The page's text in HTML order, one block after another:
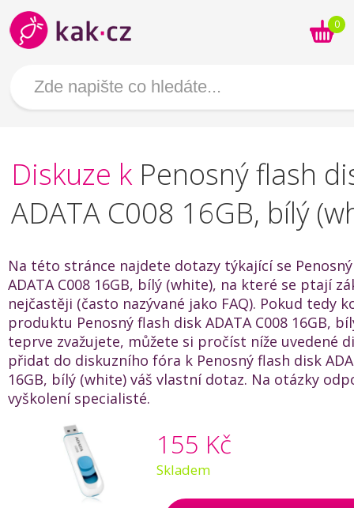
0
Diskuze k Penosný flash
ADATA C008 16GB, bílý
Na této stránce najdete dotazy týkající se
ADATA C008 16GB, bílý (white), na které se ptají
nejčastěji (často nazývané jako FAQ). Pokud tedy
produktu Penosný flash disk ADATA C008 16GB,
teprve zvažujete, můžete si pročíst níže uvedené
přidat do diskuzního fóra k Penosný flash disk
16GB, bílý (white) váš vlastní dotaz. Na otázky
vyškolení specialisté.
155 Kč
Skladem